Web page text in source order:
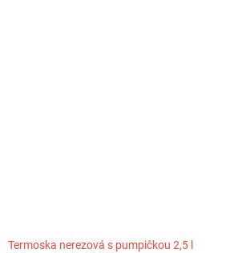
Termoska nerezová s pumpičkou 2,5 l